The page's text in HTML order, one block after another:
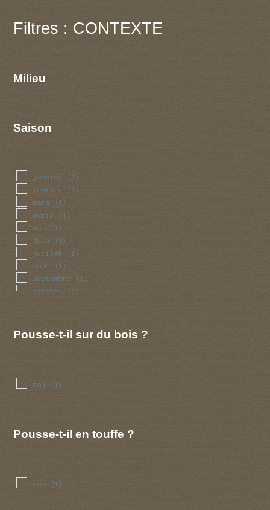
Filtres : CONTEXTE
Milieu
Saison
janvier (1)
fevrier (1)
mars (1)
avril (1)
mai (1)
juin (1)
juillet (1)
aout (1)
septembre (1)
octobre (1)
Pousse-t-il sur du bois ?
non (1)
Pousse-t-il en touffe ?
non (1)